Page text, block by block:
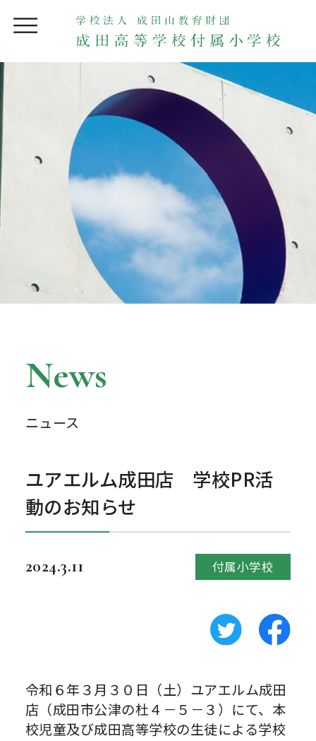
News
ニュース
ユアエルム成田店 学校PR活
動のお知らせ
2024.3.11 付属小学校
令和６年３月３０日（土）ユアエルム成田
店（成田市公津の杜４－５－３）にて、本
校児童及び成田高等学校の生徒による学校